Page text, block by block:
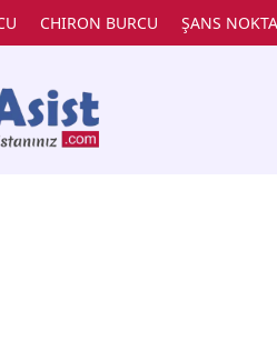
CHIRON BURCU ŞANS